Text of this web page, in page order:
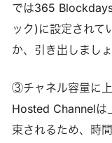
では365
ック)に設定されて
か、引き出しましょ
③チャネル容量に上
Hosted Channelは
束されるため、時